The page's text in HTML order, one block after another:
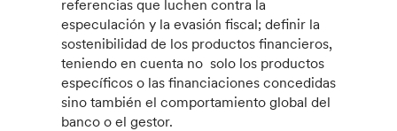
referencias que luchen contra la
especulación y la evasión fiscal; definir la
sostenibilidad de los productos financieros,
teniendo en cuenta no solo los productos
específicos o las financiaciones concedidas
sino también el comportamiento global del
banco o el gestor.